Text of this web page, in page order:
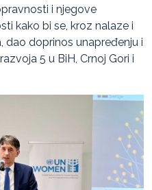
i njegove
kako bi se, kroz nalaze i
dao doprinos unapređenju i
5 u BiH, Crnoj Gori i